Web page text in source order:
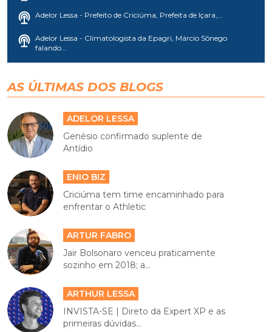
Adelor Lessa - Prefeito de Criciúma, Prefeita de Içara,...
Adelor Lessa - Climatologista da Epagri, Márcio Sônego
falando...
AS ÚLTIMAS DOS BLOGS
ADELOR LESSA
Genésio confirmado suplente de
Antídio
ENIO BIZ
Criciúma tem time encaminhado para
enfrentar o Athletic
ARTUR FABRO
Jair Bolsonaro venceu praticamente
sozinho em 2018; a...
ARTHUR LESSA
INVISTA-SE | Direto da Expert XP e as
primeiras dúvidas...